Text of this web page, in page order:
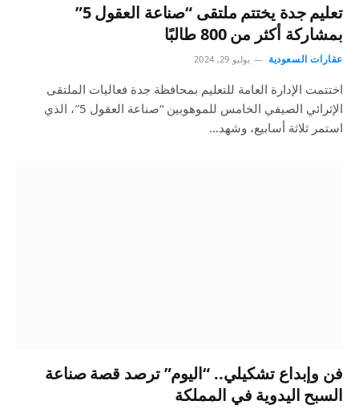
تعليم جدة يختتم ملتقى “صناعة العقول 5”
بمشاركة أكثر من 800 طالبًا
عقارات السعودية يوليو 29, 2024
اختتمت الإدارة العامة للتعليم بمحافظة جدة فعاليات الملتقى
الإثرائي الصيفي الخامس للموهوبين “صناعة العقول 5″، الذي
استمر ثلاثة أسابيع، وشهد…
فن وإبداع تشكيلي.. “اليوم” ترصد قصة صناعة
السبح اليدوية في المملكة